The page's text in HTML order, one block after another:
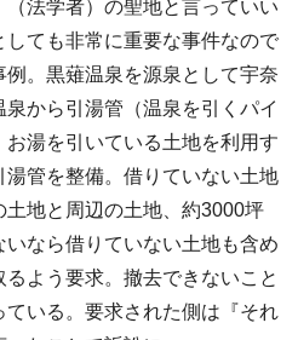
（法学者）の聖地と言っていい
ても非常に重要な事件なので
。黒薙温泉を源泉として宇奈
から引湯管（温泉を引くパイ
湯を引いている土地を利用す
管を整備。借りていない土地
地と周辺の土地、約3000坪
なら借りていない土地も含め
よう要求。撤去できないこと
いる。要求された側は『それ